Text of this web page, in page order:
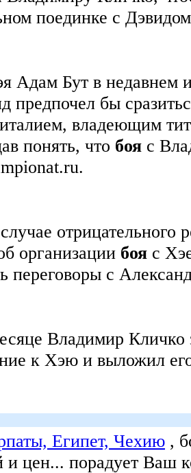
поединке с
Адам Бут в недавнем
предпочел бы
владеющим
понять, что боя с
отрицательного
организации боя с
переговоры с
Владимир Кличко
к Хэю и выложил
Египет, Чехию ,
и цен... порадует Ваш